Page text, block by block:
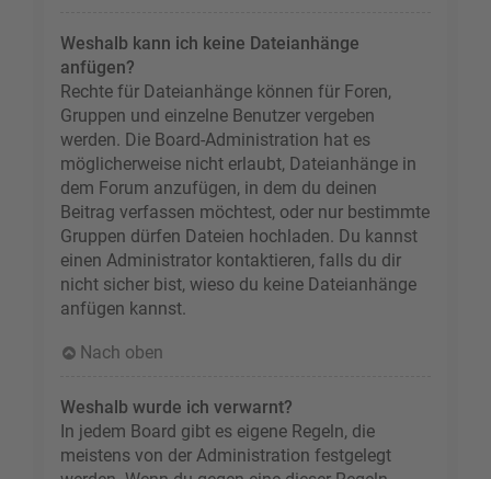
Weshalb kann ich keine Dateianhänge
anfügen?
Rechte für Dateianhänge können für Foren,
Gruppen und einzelne Benutzer vergeben
werden. Die Board-Administration hat es
möglicherweise nicht erlaubt, Dateianhänge in
dem Forum anzufügen, in dem du deinen
Beitrag verfassen möchtest, oder nur bestimmte
Gruppen dürfen Dateien hochladen. Du kannst
einen Administrator kontaktieren, falls du dir
nicht sicher bist, wieso du keine Dateianhänge
anfügen kannst.
Nach oben
Weshalb wurde ich verwarnt?
In jedem Board gibt es eigene Regeln, die
meistens von der Administration festgelegt